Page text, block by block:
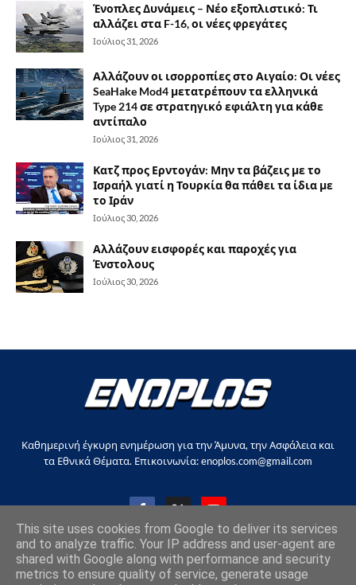
Ένοπλες Δυνάμεις – Νέο εξοπλιστικό: Τι
αλλάζει στα F-16, οι νέες φρεγάτες
Ιούλιος 31, 2026
Αλλάζουν οι ισορροπίες στο Αιγαίο: Οι νέες
SeaHake Mod4 μετατρέπουν τα ελληνικά
Type 214 σε στρατηγικό εφιάλτη για κάθε
αντίπαλο
Ιούλιος 31, 2026
Κατζ προς Ερντογάν: Μην τα βάζεις με το
Ισραήλ γιατί η Τουρκία θα πάθει τα ίδια με
το Ιράν
Ιούλιος 30, 2026
Αλλάζουν εισφορές και παροχές για
Ένστολους
Ιούλιος 30, 2026
Καθημερινή έγκυρη ενημέρωση για την Άμυνα, την Ασφάλεια και
τα Εθνικά Θέματα. Επικοινωνία: enoplos.com@gmail.com
Copyright © 2017-2026, all rights reserved |enoplos.gr
This site uses cookies from Google to deliver its services
and to analyze traffic. Your IP address and user-agent are
shared with Google along with performance and security
metrics to ensure quality of service, generate usage